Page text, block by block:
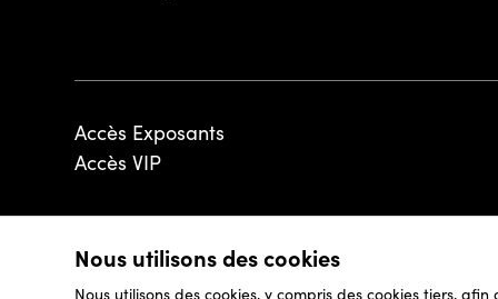
Nous utilisons des cookies
Nous utilisons des cookies, y compris des cookies tiers,
Accès Exposants
Accès VIP
© 2026 - Luxembourg Art Week S.A.